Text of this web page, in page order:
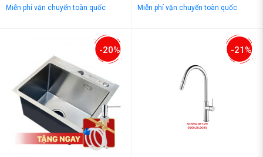
Miễn phí vận chuyển toàn quốc Miễn phí vận chuyển toàn quốc
-20% -21%